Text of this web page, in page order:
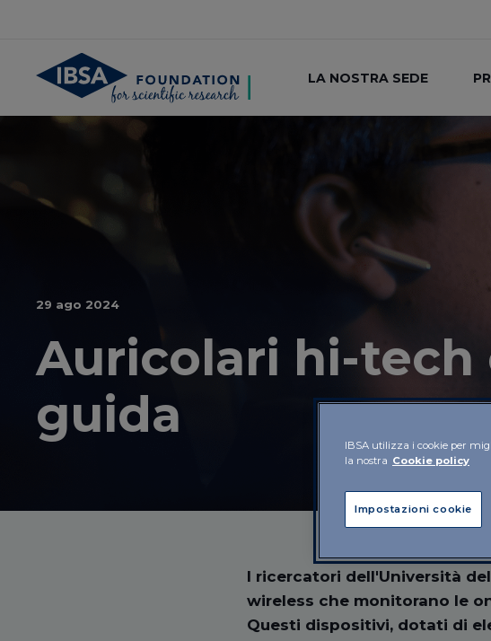
LA NOSTRA SEDE
29 ago 2024
Auricolari hi-tech
guida
I ricercatori dell'Università
wireless che monitorano le
Questi dispositivi, dotati di
IBSA utilizza i cookie per
la nostra Cookie policy
Impostazioni cookie